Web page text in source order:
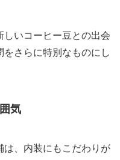
しいコーヒー豆との出会
さらに特別なものにし
気
は、内装にもこだわりが